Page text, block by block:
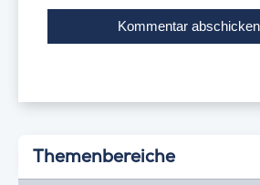
Themenbereiche